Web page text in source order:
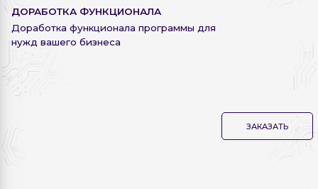
ДОРАБОТКА ФУНКЦИОНАЛА
Доработка функционала программы для
нужд вашего бизнеса
ЗАКАЗАТЬ